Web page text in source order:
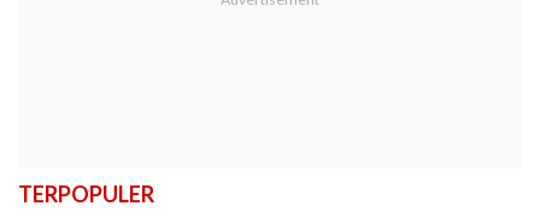
TERPOPULER